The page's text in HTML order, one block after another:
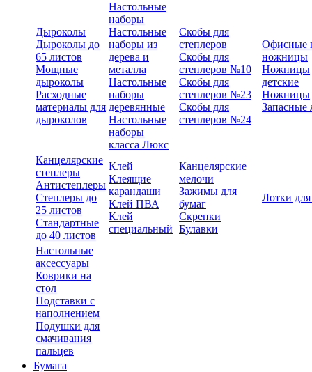
Дыроколы
Дыроколы до
65 листов
Мощные
дыроколы
Расходные
материалы для
дыроколов
Настольные
наборы
Настольные
наборы из
дерева и
металла
Настольные
наборы
деревянные
Настольные
наборы
класса Люкс
Скобы для
степлеров
Скобы для
степлеров №10
Скобы для
степлеров №23
Скобы для
степлеров №24
Офисные
ножницы
Ножницы
детские
Ножницы
Запасные
Канцелярские
степлеры
Антистеплеры
Степлеры до
25 листов
Стандартные
до 40 листов
Клей
Клеящие
карандаши
Клей ПВА
Клей
специальный
Канцелярские
мелочи
Зажимы для
бумаг
Скрепки
Булавки
Лотки
Настольные
аксессуары
Коврики на
стол
Подставки с
наполнением
Подушки для
смачивания
пальцев
Бумага